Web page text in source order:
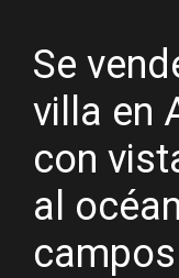
Se
villa en
con
al